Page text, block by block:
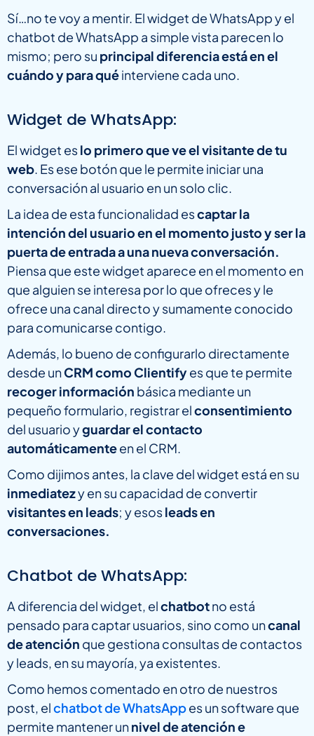
Sí…no te voy a mentir. El widget de WhatsApp y el
chatbot de WhatsApp a simple vista parecen lo
mismo; pero su principal diferencia está en el
cuándo y para quéinterviene cada uno.
Widget de WhatsApp:
El widget eslo primero que ve el visitante de tu
web. Es ese botón que le permite iniciar una
conversación al usuario en un solo clic.
La idea de esta funcionalidad escaptar la
intención del usuario en el momento justo y ser la
puerta de entrada a una nueva conversación.
Piensa que este widget aparece en el momento en
que alguien se interesa por lo que ofreces y le
ofrece una canal directo y sumamente conocido
para comunicarse contigo.
Además, lo bueno de configurarlo directamente
desde unCRM como Clientifyes que te permite
recoger información básica mediante un
pequeño formulario, registrar elconsentimiento
del usuario yguardar el contacto
automáticamenteen el CRM.
Como dijimos antes, la clave del widget está en su
inmediatezy en su capacidad de convertir
visitantes en leads; y esosleads en
conversaciones.
Chatbot de WhatsApp:
A diferencia del widget, elchatbotno está
pensado para captar usuarios, sino como uncanal
de atención que gestiona consultas de contactos
y leads, en su mayoría, ya existentes.
Como hemos comentado en otro de nuestros
post, elchatbot de WhatsAppes un software que
permite mantener unnivel de atención e